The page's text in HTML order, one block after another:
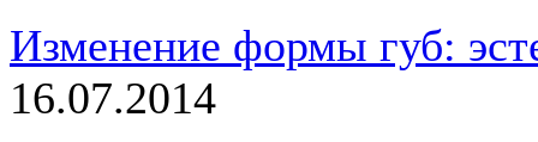
Изменение формы губ:
16.07.2014